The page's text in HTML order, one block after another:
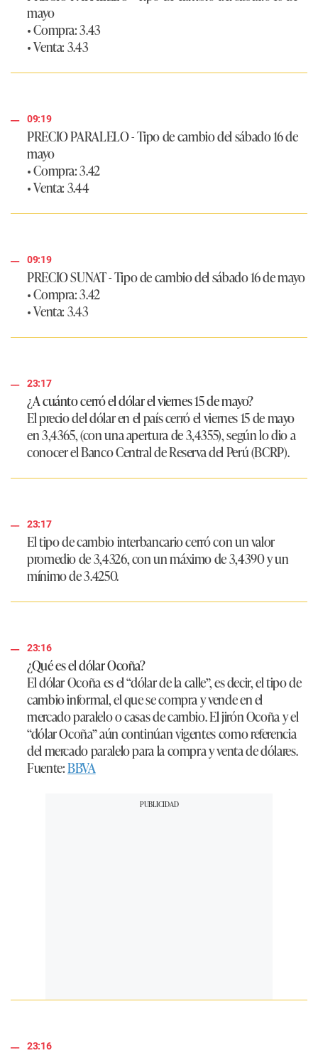
mayo
• Compra:3.43
• Venta:3.43
09:19
PRECIO PARALELO- Tipo de cambio del sábado 16 de
mayo
• Compra:3.42
• Venta:3.44
09:19
PRECIO SUNAT- Tipo de cambio del sábado 16 de mayo
• Compra:3.42
• Venta:3.43
23:17
¿A cuánto cerró el dólar el viernes 15 de mayo?
El precio del dólar en el país cerró el viernes 15 de mayo
en3,4365, (con una apertura de3,4355), según lo dio a
conocer el Banco Central de Reserva del Perú (BCRP).
23:17
El tipo de cambio interbancario cerró con un valor
promedio de3,4326, con un máximo de3,4390y un
mínimo de3.4250.
23:16
¿Qué es el dólar Ocoña?
El dólar Ocoña es el “dólar de la calle”, es decir, el tipo de
cambio informal, el que se compra y vende en el
mercado paralelo o casas de cambio. El jirón Ocoña y el
“dólar Ocoña” aún continúan vigentes como referencia
del mercado paralelo para la compra y venta de dólares.
Fuente:BBVA
23:16